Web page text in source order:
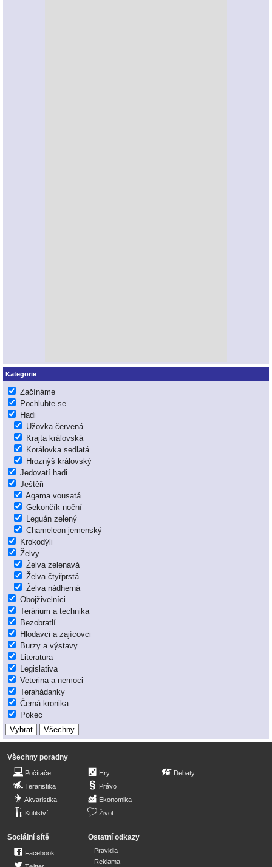
Kategorie
Začínáme
Pochlubte se
Hadi
Užovka červená
Krajta královská
Korálovka sedlatá
Hroznýš královský
Jedovatí hadi
Ještěři
Agama vousatá
Gekončík noční
Leguán zelený
Chameleon jemenský
Krokodýli
Želvy
Želva zelenavá
Želva čtyřprstá
Želva nádherná
Obojživelníci
Terárium a technika
Bezobratlí
Hlodavci a zajícovci
Burzy a výstavy
Literatura
Legislativa
Veterina a nemoci
Terahádanky
Černá kronika
Pokec
Všechny poradny
Počítače
Teraristika
Akvaristika
Kutilství
Hry
Právo
Ekonomika
Život
Debaty
Sociální sítě
Facebook
Ostatní odkazy
Pravidla
Reklama